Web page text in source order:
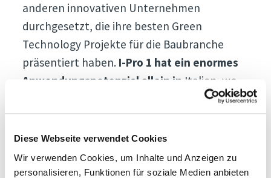
Diese Webseite verwendet Cookies
Wir verwenden Cookies, um Inhalte und Anzeigen zu
personalisieren, Funktionen für soziale Medien anbieten
anderen innovativen Unternehmen
durchgesetzt, die ihre besten Green
Technology Projekte für die Baubranche
präsentiert haben. I-Pro 1 hat ein enormes
Anwendungspotenzial allein in Italien, wo
24 Millionen Menschen in Gebieten mit
hohem Erdbebenrisiko leben. Ein Patent, das
in den kommenden Jahrenviele Leben
retten könnte.